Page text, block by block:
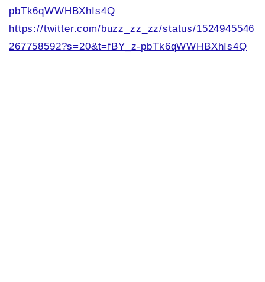
pbTk6qWWHBXhIs4Q
https://twitter.com/buzz_zz_zz/status/1524945546
267758592?s=20&t=fBY_z-pbTk6qWWHBXhIs4Q